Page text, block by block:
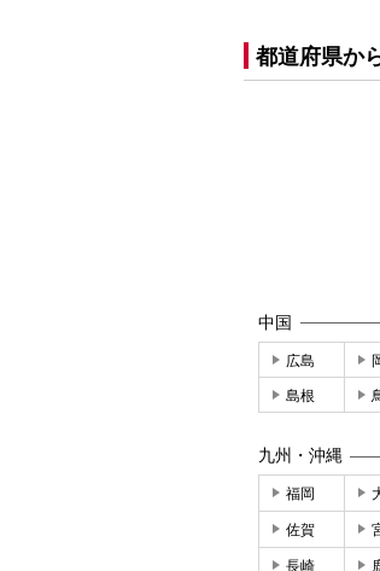
都道府県か
中国
広島
島根
九州・沖縄
福岡
佐賀
長崎